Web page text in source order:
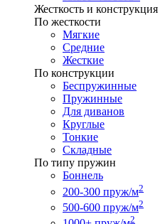
Жесткость и конструкция
По жесткости
Мягкие
Средние
Жесткие
По конструкции
Беспружинные
Пружинные
Для диванов
Круглые
Тонкие
Складные
По типу пружин
Боннель
200-300 пруж/м2
500-600 пруж/м2
2